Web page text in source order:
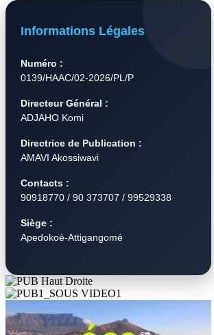
Informations Légales
Numéro :
0139/HAAC/02-2026/PL/P
Directeur Général :
ADJAHO Komi
Directrice de Publication :
AMAVI Akossiwavi
Contacts :
90918770 / 90 373707 / 99529338
Siège :
Apedokoè-Attigangomé